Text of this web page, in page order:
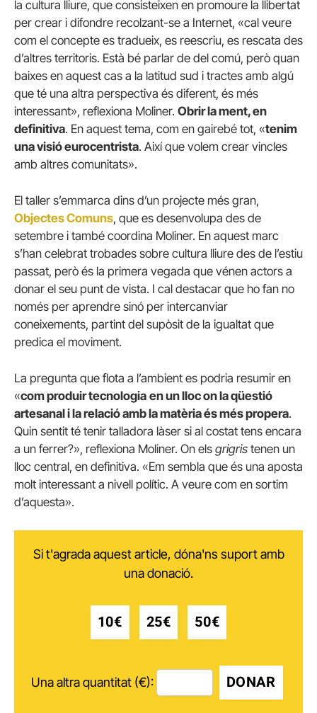
la cultura lliure, que consisteixen en promoure la llibertat
per crear i difondre recolzant-se a Internet, «cal veure
com el concepte es tradueix, es reescriu, es rescata des
d’altres territoris. Està bé parlar de del comú, però quan
baixes en aquest cas a la latitud sud i tractes amb algú
que té una altra perspectiva és diferent, és més
interessant», reflexiona Moliner. Obrir la ment, en
definitiva. En aquest tema, com en gairebé tot, «tenim
una visió eurocentrista. Així que volem crear vincles
amb altres comunitats».
El taller s’emmarca dins d’un projecte més gran,
Objectes Comuns, que es desenvolupa des de
setembre i també coordina Moliner. En aquest marc
s’han celebrat trobades sobre cultura lliure des de l’estiu
passat, però és la primera vegada que vénen actors a
donar el seu punt de vista. I cal destacar que ho fan no
només per aprendre sinó per intercanviar
coneixements, partint del supòsit de la igualtat que
predica el moviment.
La pregunta que flota a l’ambient es podria resumir en
«com produir tecnologia en un lloc on la qüestió
artesanal i la relació amb la matèria és més propera.
Quin sentit té tenir talladora làser si al costat tens encara
a un ferrer?», reflexiona Moliner. On els grigris tenen un
lloc central, en definitiva. «Em sembla que és una aposta
molt interessant a nivell polític. A veure com en sortim
d’aquesta».
Si t'agrada aquest article, dóna'ns suport amb
una donació.
10€ 25€ 50€
Una altra quantitat (€): DONAR